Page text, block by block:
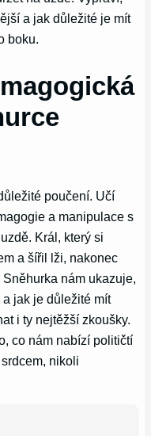
a jak důležité je mít
boku.
poučení. Učí
a manipulace s
Král, který si
a šířil lži, nakonec
nám ukazuje,
jak je důležité mít
i ty nejtěžší zkoušky.
co nám nabízí političtí
nikoli